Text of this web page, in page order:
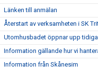
Länken till anmälan
Återstart av verksamheten i SK
Utomhusbadet öppnar upp
Information gällande hur vi
Information från Skånesim